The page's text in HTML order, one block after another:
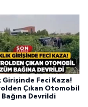
Girişinde Feci Kaza!
Çıkan Otomobil
Bağına Devrildi